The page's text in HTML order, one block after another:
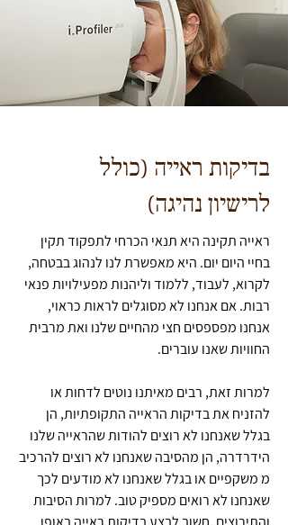
בדיקות ראייה (כולל
לרישיון נהיגה)
ראייה תקינה היא תנאי הכרחי לתפקוד תקין
בחיי היום יום. היא מאפשרת לנו לנהוג בבטחה,
לקרוא, לעבוד, ללמוד וליהנות מפעילויות פנאי
רבות. אם אנחנו לא מסוגלים לראות כראוי,
אנחנו מפספסים חצי מהחיים שלנו ואת מרבית
החוויות שאנו עוברים.
למרות זאת, רבים מאיתנו נוטים לדחות או
להזניח את בדיקות הראייה התקופתיות, הן
בגלל שאנחנו לא רוצים להודות שהראייה שלנו
הידרדרה, הן מהסיבה שאנחנו לא רוצים להרכיב
מ משקפיים או בגלל שאנחנו לא מודעים לכך
שאנחנו לא רואים מספיק טוב. למרות הסיבות